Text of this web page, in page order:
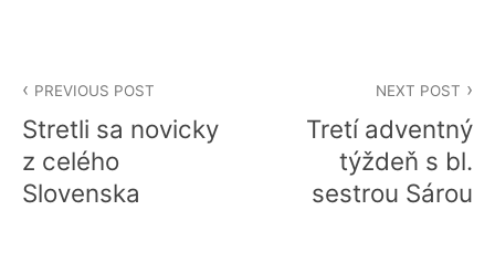
v
článku
PREVIOUS POST
Stretli sa novicky
z celého
Slovenska
NEXT POST
Tretí adventný
týždeň s bl.
sestrou Sárou